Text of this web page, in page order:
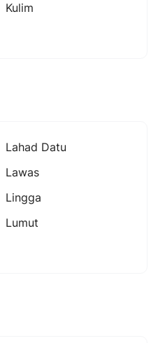
Kulim
Lahad Datu
Lawas
Lingga
Lumut